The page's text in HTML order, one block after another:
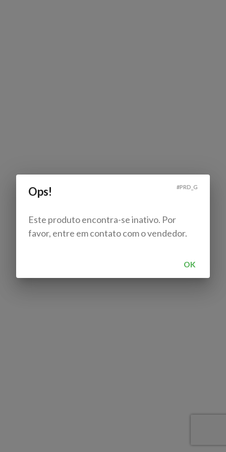
Ops! #PRD_G
Este produto encontra-se inativo. Por
favor, entre em contato com o vendedor.
OK